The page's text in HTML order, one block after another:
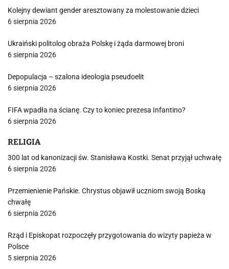
Kolejny dewiant gender aresztowany za molestowanie dzieci
6 sierpnia 2026
Ukraiński politolog obraża Polskę i żąda darmowej broni
6 sierpnia 2026
Depopulacja – szalona ideologia pseudoelit
6 sierpnia 2026
FIFA wpadła na ścianę. Czy to koniec prezesa Infantino?
6 sierpnia 2026
RELIGIA
300 lat od kanonizacji św. Stanisława Kostki. Senat przyjął uchwałę
6 sierpnia 2026
Przemienienie Pańskie. Chrystus objawił uczniom swoją Boską
chwałę
6 sierpnia 2026
Rząd i Episkopat rozpoczęły przygotowania do wizyty papieża w
Polsce
5 sierpnia 2026